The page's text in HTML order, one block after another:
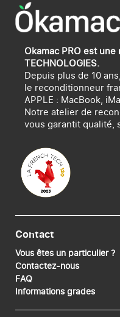
Okamac PRO est
TECHNOLOGIES.
Depuis plus de 10
le reconditionneur
APPLE : MacBook,
Notre atelier de
vous garantit qualité,
Contact
Informations grades
FAQ
Contactez-nous
Vous êtes un particulier ?